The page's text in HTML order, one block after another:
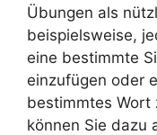
Übungen als
beispielsweise,
eine bestimmte
einzufügen oder
bestimmtes Wort
können Sie dazu